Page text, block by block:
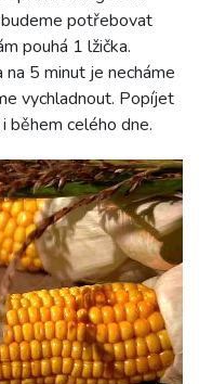
potřebovat
pouhá 1 lžička.
5 minut je necháme
vychladnout. Popíjet
během celého dne.